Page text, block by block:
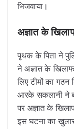
भिजवाया।
अज्ञात के
पृथक के पिता ने
ने अज्ञात के
लिए टीमों का गठन
आरके सकलानी ने
पर अज्ञात के
इस घटना का